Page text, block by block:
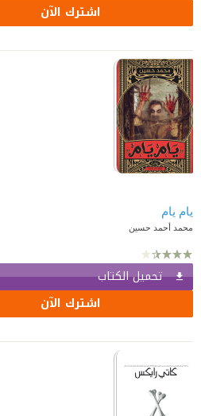
اشترك الآن
يام يام
محمد أحمد حسين
تحميل الكتاب
اشترك الآن